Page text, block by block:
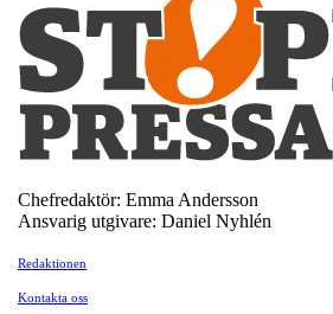
Chefredaktör: Emma Andersson
Ansvarig utgivare: Daniel Nyhlén
Redaktionen
Kontakta oss